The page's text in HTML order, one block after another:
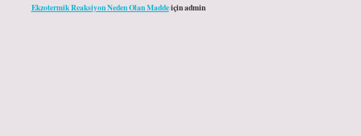
Ekzotermik Reaksiyon Neden Olan Maddeiçinadmin